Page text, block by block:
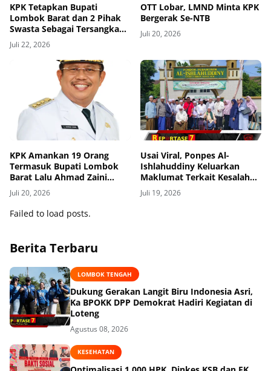
KPK Tetapkan Bupati
Lombok Barat dan 2 Pihak
Swasta Sebagai Tersangka
Dugaan Suap dan Gratifikasi
Proyek
Juli 22, 2026
OTT Lobar, LMND Minta KPK
Bergerak Se-NTB
Juli 20, 2026
KPK Amankan 19 Orang
Termasuk Bupati Lombok
Barat Lalu Ahmad Zaini
dalam OTT
Juli 20, 2026
Usai Viral, Ponpes Al-
Ishlahuddiny Keluarkan
Maklumat Terkait Kesalahan
Visual Berita
Juli 19, 2026
Failed to load posts.
Berita Terbaru
LOMBOK TENGAH
Dukung Gerakan Langit Biru Indonesia Asri,
Ka BPOKK DPP Demokrat Hadiri Kegiatan di
Loteng
Agustus 08, 2026
KESEHATAN